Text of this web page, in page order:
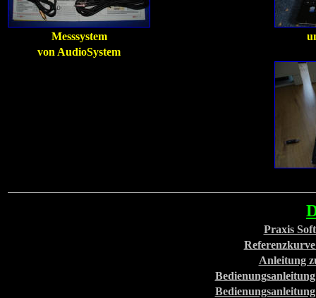
Messsystem
von AudioSystem
Praxis
Anleitung